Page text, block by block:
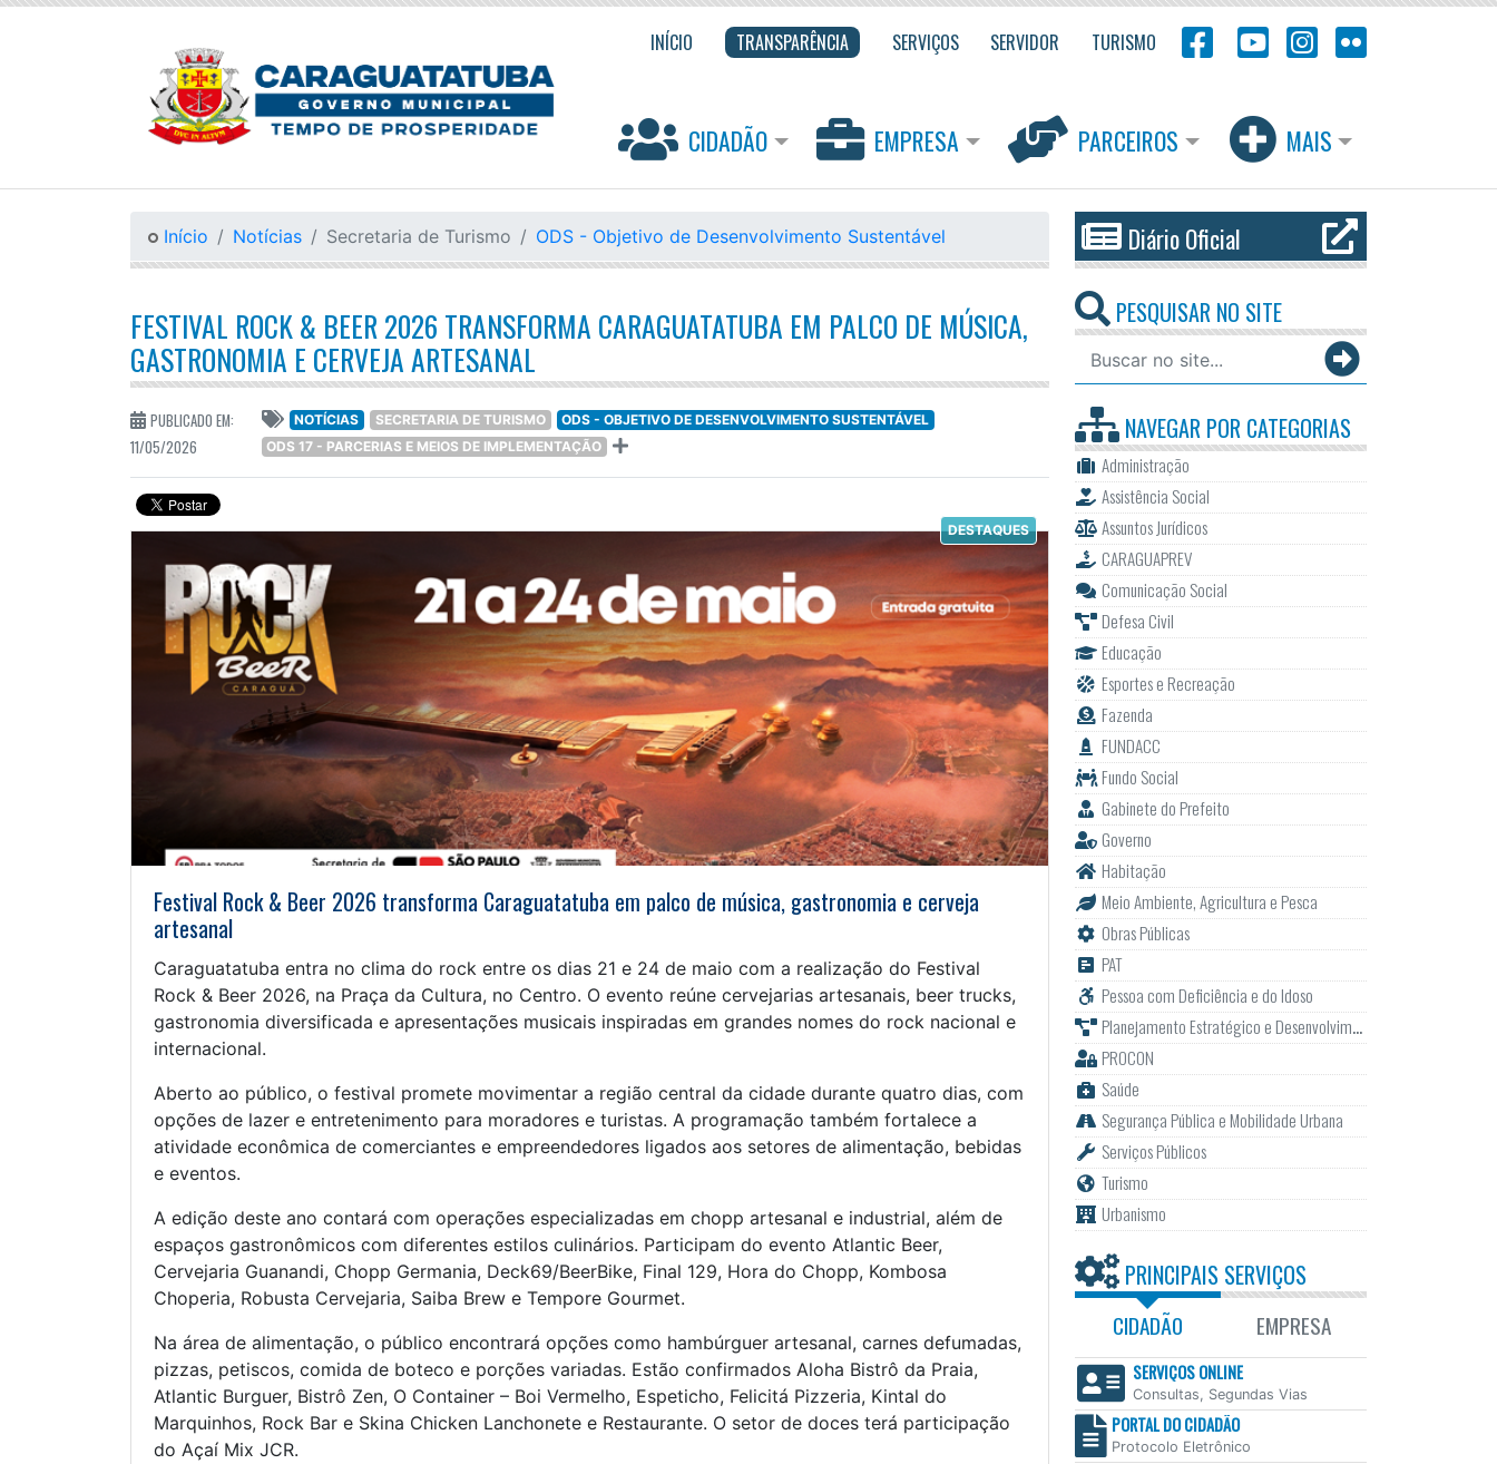
INÍCIO TRANSPARÊNCIA SERVIÇOS SERVIDOR TURISMO
CIDADÃO EMPRESA PARCEIROS MAIS
Início Notícias Secretaria de Turismo ODS - Objetivo de Desenvolvimento Sustentável
FESTIVAL ROCK & BEER 2026 TRANSFORMA CARAGUATATUBA EM PALCO DE MÚSICA,
GASTRONOMIA E CERVEJA ARTESANAL
PUBLICADO EM:
11/05/2026
NOTÍCIAS SECRETARIA DE TURISMO
ODS - OBJETIVO DE DESENVOLVIMENTO SUSTENTÁVEL
ODS 17 - PARCERIAS E MEIOS DE IMPLEMENTAÇÃO
DESTAQUES
Festival Rock & Beer 2026 transforma Caraguatatuba em palco de música, gastronomia e cerveja
artesanal
Caraguatatuba entra no clima do rock entre os dias 21 e 24 de maio com a realização do Festival
Rock & Beer 2026, na Praça da Cultura, no Centro. O evento reúne cervejarias artesanais, beer trucks,
gastronomia diversificada e apresentações musicais inspiradas em grandes nomes do rock nacional e
internacional.
Aberto ao público, o festival promete movimentar a região central da cidade durante quatro dias, com
opções de lazer e entretenimento para moradores e turistas. A programação também fortalece a
atividade econômica de comerciantes e empreendedores ligados aos setores de alimentação, bebidas
e eventos.
A edição deste ano contará com operações especializadas em chopp artesanal e industrial, além de
espaços gastronômicos com diferentes estilos culinários. Participam do evento Atlantic Beer,
Cervejaria Guanandi, Chopp Germania, Deck69/BeerBike, Final 129, Hora do Chopp, Kombosa
Choperia, Robusta Cervejaria, Saiba Brew e Tempore Gourmet.
Na área de alimentação, o público encontrará opções como hambúrguer artesanal, carnes defumadas,
pizzas, petiscos, comida de boteco e porções variadas. Estão confirmados Aloha Bistrô da Praia,
Atlantic Burguer, Bistrô Zen, O Container – Boi Vermelho, Espeticho, Felicitá Pizzeria, Kintal do
Marquinhos, Rock Bar e Skina Chicken Lanchonete e Restaurante. O setor de doces terá participação
do Açaí Mix JCR.
Diário Oficial
PESQUISAR NO SITE
NAVEGAR PORCATEGORIAS
Administração
Assistência Social
Assuntos Jurídicos
CARAGUAPREV
Comunicação Social
Defesa Civil
Educação
Esportes e Recreação
Fazenda
FUNDACC
Fundo Social
Gabinete do Prefeito
Governo
Habitação
Meio Ambiente, Agricultura e Pesca
Obras Públicas
PAT
Pessoa com Deficiência e do Idoso
Planejamento Estratégico e Desenvolvimento
PROCON
Saúde
Segurança Pública e Mobilidade Urbana
Serviços Públicos
Turismo
Urbanismo
PRINCIPAIS SERVIÇOS
CIDADÃO EMPRESA
SERVIÇOS ONLINE
Consultas, Segundas Vias
PORTAL DO CIDADÃO
Protocolo Eletrônico